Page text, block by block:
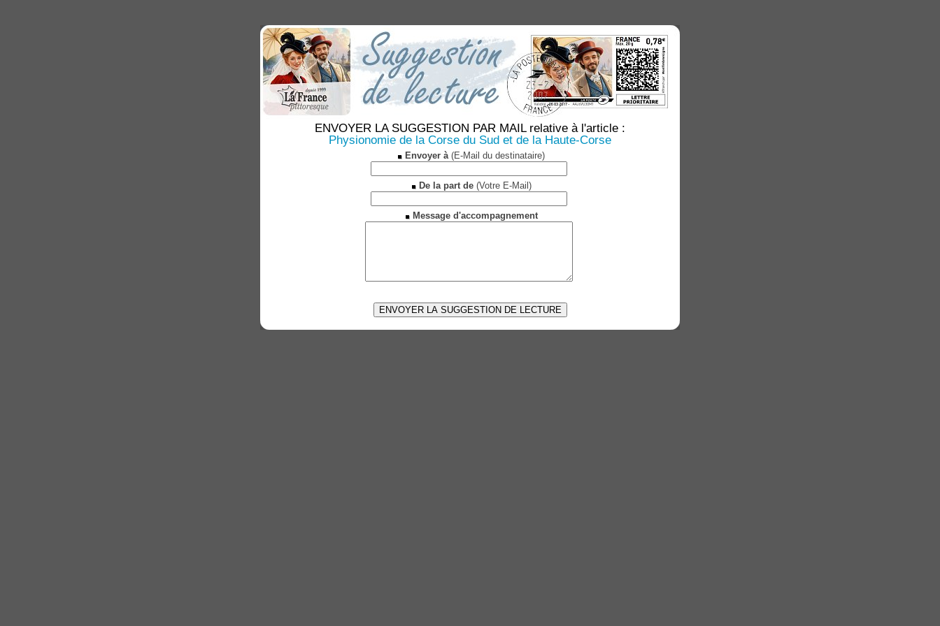
ENVOYER LA SUGGESTION PAR MAIL relative à l'article :
Physionomie de la Corse du Sud et de la Haute-Corse
Envoyer à(E-Mail du destinataire)
De la part de(Votre E-Mail)
Message d'accompagnement